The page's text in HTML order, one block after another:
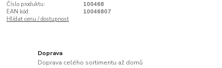
Číslo produktu:
100468
EAN kód:
10046807
Hlídat cenu / dostupnost
Doprava
Doprava celého sortimentu až domů